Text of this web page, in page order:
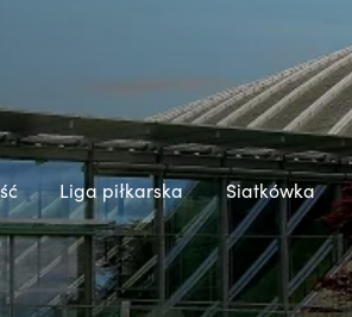
Liga piłkarska Siatkówka